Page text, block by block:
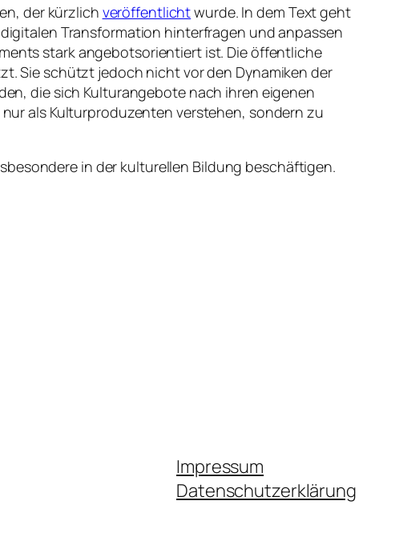
der kürzlich veröffentlichtwurde. In dem Text geht
Transformation hinterfragen und anpassen
stark angebotsorientiert ist. Die öffentliche
Sie schützt jedoch nicht vor den Dynamiken der
die sich Kulturangebote nach ihren eigenen
als Kulturproduzenten verstehen, sondern zu
in der kulturellen Bildung beschäftigen.
Impressum
Datenschutzerklärung